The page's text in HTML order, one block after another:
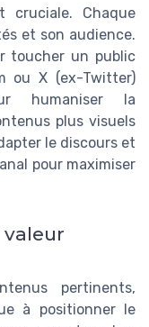
cruciale. Chaque
et son audience.
toucher un public
ou X (ex-Twitter)
humaniser la
plus visuels
le discours et
pour maximiser
pertinents,
à positionner le